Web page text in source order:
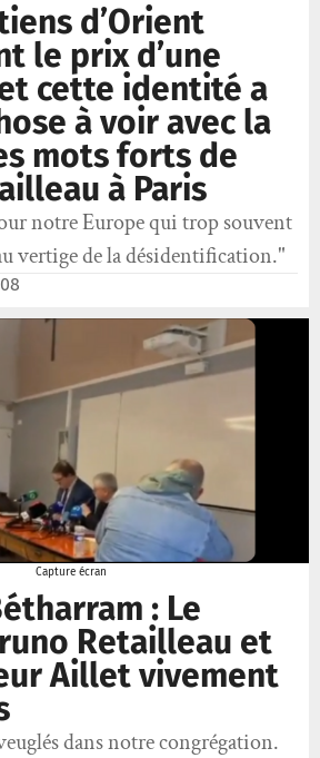
d’Orient
le prix d’une
cette identité a
à voir avec la
mots forts de
à Paris
notre Europe qui trop souvent
vertige de la désidentification."
Capture écran
: Le
Retailleau et
Aillet vivement
dans notre congrégation.